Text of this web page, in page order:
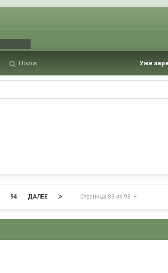
Поиск Уже
94 ДАЛЕЕ Страница 89 из 98